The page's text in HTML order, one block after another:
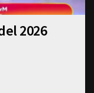
2026